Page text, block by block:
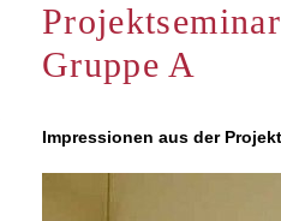
Gruppe A
Impressionen aus der